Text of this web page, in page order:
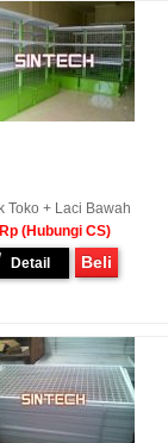
Toko + Laci Bawah
Rp (Hubungi CS)
Detail
Beli